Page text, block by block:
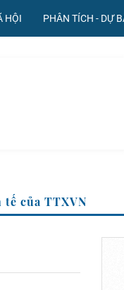
HỘI PHÂN TÍCH - DỰ
tế của TTXVN